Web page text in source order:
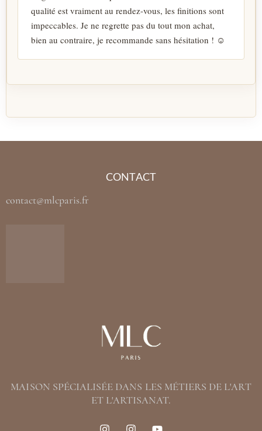
qualité est vraiment au rendez-vous, les finitions sont
impeccables. Je ne regrette pas du tout mon achat,
bien au contraire, je recommande sans hésitation ! ☺️
CONTACT
contact@mlcparis.fr
MAISON SPÉCIALISÉE DANS LES MÉTIERS DE L'ART
ET L'ARTISANAT.